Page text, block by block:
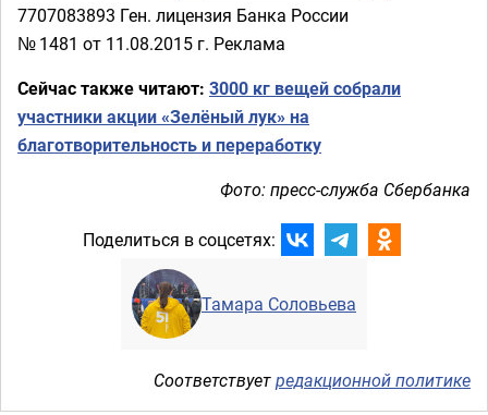
7707083893 Ген. лицензия Банка России
№ 1481 от 11.08.2015 г. Реклама
Сейчас также читают: 3000 кг вещей собрали
участники акции «Зелёный лук» на
благотворительность и переработку
Фото: пресс-служба Сбербанка
Поделиться в соцсетях:
Тамара Соловьева
Соответствуетредакционной политике